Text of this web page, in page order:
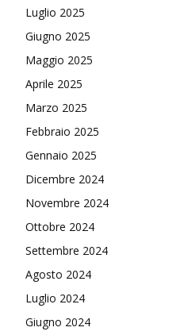
Luglio 2025
Giugno 2025
Maggio 2025
Aprile 2025
Marzo 2025
Febbraio 2025
Gennaio 2025
Dicembre 2024
Novembre 2024
Ottobre 2024
Settembre 2024
Agosto 2024
Luglio 2024
Giugno 2024